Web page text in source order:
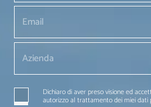
Dichiaro di aver preso visione ed
autorizzo al trattamento dei miei dati